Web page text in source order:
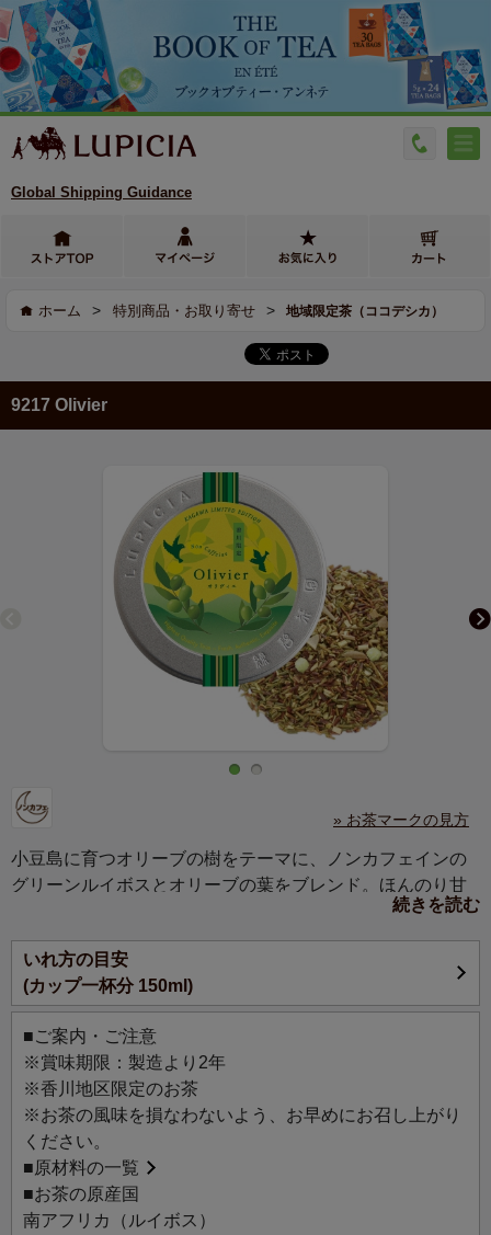
Global Shipping Guidance
ホーム > 特別商品・お取り寄せ > 地域限定茶（ココデシカ）
9217 Olivier
» お茶マークの見方
小豆島に育つオリーブの樹をテーマに、ノンカフェインの
グリーンルイボスとオリーブの葉をブレンド。ほんのり甘
香川県の特産物であるオリーブをイメージしたノンカフェ
インのお茶です。グリーンルイボスと、オリーブの実や葉
の緑色をイメージしたフルーツの香りで、オリーブの木を
表現しました。
続きを読む
いれ方の目安
(カップ一杯分 150ml)
■ご案内・ご注意
※賞味期限：製造より2年
※香川地区限定のお茶
※お茶の風味を損なわないよう、お早めにお召し上がり
ください。
■原材料の一覧
■お茶の原産国
南アフリカ（ルイボス）